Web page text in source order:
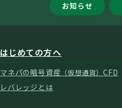
お知らせ
はじめての方へ
マネパの暗号資産 （仮想通貨）CFD
レバレッジとは